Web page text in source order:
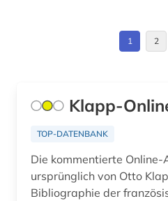
hispanistik (18)
iberoromanistik (18)
italia (1)
italianistik (24)
1 2
Klapp-
TOP-DATENBANK
Die kommentierte
ursprünglich von Otto
Bibliographie der